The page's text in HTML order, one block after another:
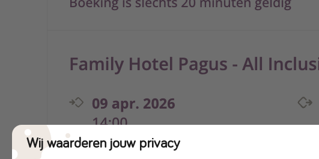
Wij waarderen jouw privacy